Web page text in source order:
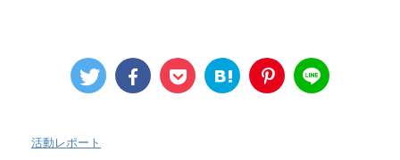
活動レポート